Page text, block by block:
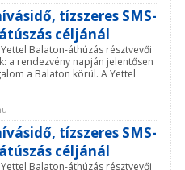
tízszeres SMS-
céljánál
Balaton-áthúzás résztvevői
a rendezvény napján jelentősen
a Balaton körül. A Yettel
tízszeres SMS-
céljánál
Balaton-áthúzás résztvevői